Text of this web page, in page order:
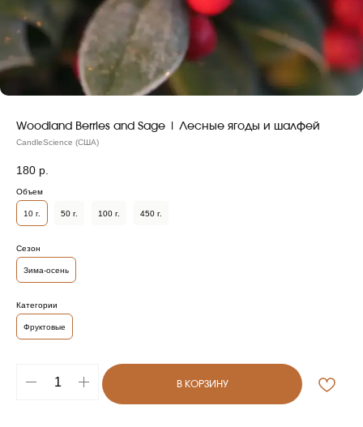
Woodland Berries and Sage | Лесные ягоды и шалфей
CandleScience (США)
180 р.
Объем
10 г. 50 г. 100 г. 450 г.
Сезон
Зима-осень
Категории
Фруктовые
В КОРЗИНУ